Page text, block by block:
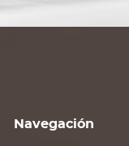
Navegación